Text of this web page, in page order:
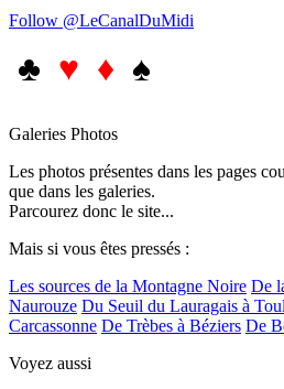
Follow @LeCanalDuMidi
♣ ♥ ♦ ♠
Galeries Photos
Les photos présentes dans les pages
que dans les galeries.
Parcourez donc le site...
Mais si vous êtes pressés :
Les sources de la Montagne Noire De
Naurouze Du Seuil du Lauragais à
Carcassonne De Trèbes à Béziers De
Voyez aussi